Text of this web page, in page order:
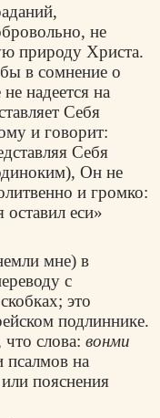
не
природу Христа.
в сомнение о
надеется на
Себя
и говорит:
Себя
Он не
и громко:
еси»
мне) в
с
это
подлиннике.
слова: вонми
на
пояснения